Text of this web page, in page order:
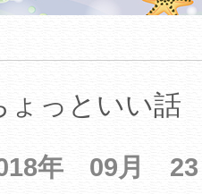
ょっといい話
年 09月